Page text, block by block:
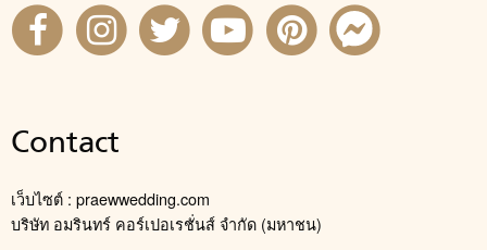
Contact
เว็บไซต์ : praewwedding.com
บริษัท อมรินทร์ คอร์เปอเรชั่นส์ จำกัด (มหาชน)